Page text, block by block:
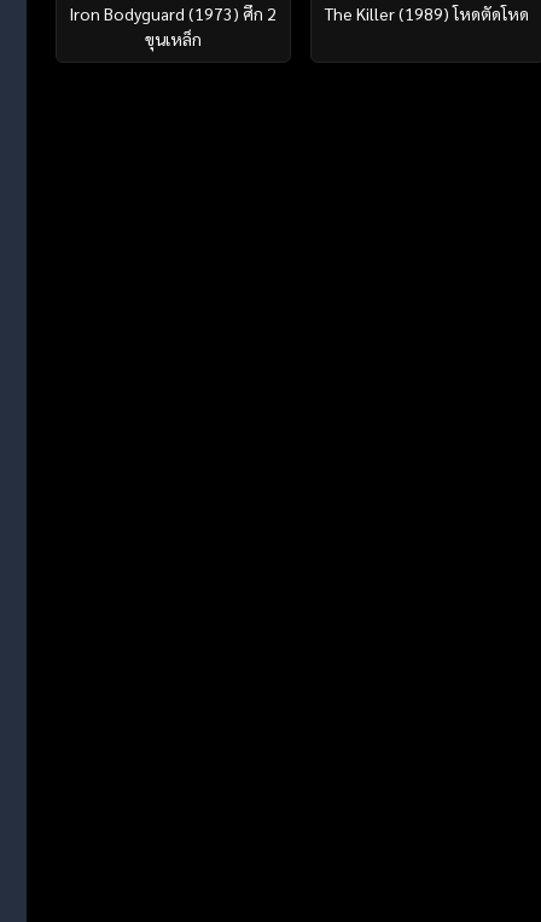
Iron Bodyguard (1973) ศึก 2
ขุนเหล็ก
The Killer (1989) โหดตัดโหด